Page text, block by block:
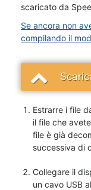
scaricato da
Se ancora non
compilando il
Estrarre i file
il file che
file è già
successiva di
Collegare il
un cavo USB